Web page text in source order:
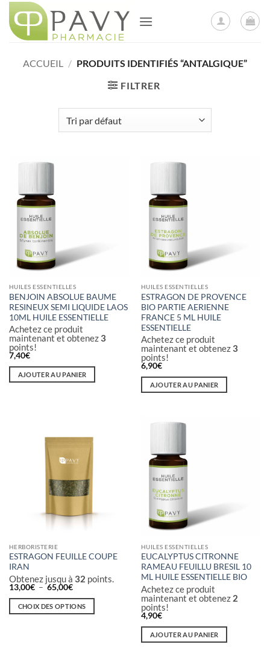
au
contenu
ACCUEIL / PRODUITS IDENTIFIÉS “ANTALGIQUE”
FILTRER
HUILES ESSENTIELLES
BENJOIN ABSOLUE BAUME
RESINEUX SEMI LIQUIDE LAOS
10ML HUILE ESSENTIELLE
Achetez ce produit
maintenant et obtenez3
points!
7,40€
AJOUTER AU PANIER
HUILES ESSENTIELLES
ESTRAGON DE PROVENCE
BIO PARTIE AERIENNE
FRANCE 5 ML HUILE
ESSENTIELLE
Achetez ce produit
maintenant et obtenez3
points!
6,90€
AJOUTER AU PANIER
HERBORISTERIE
ESTRAGON FEUILLE COUPE
IRAN
Obtenez jusqu à 32 points.
13,00€ – 65,00€Plage
prix :
13,00€
CHOIX DES OPTIONS
HUILES ESSENTIELLES
EUCALYPTUS CITRONNE
RAMEAU FEUILLU BRESIL 10
ML HUILE ESSENTIELLE BIO
Achetez ce produit
maintenant et obtenez 2
points!
4,90€
AJOUTER AU PANIER